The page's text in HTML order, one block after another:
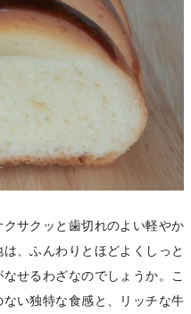
サクッと歯切れのよい軽やか
、ふんわりとほどよくしっと
せるわざなのでしょうか。こ
い独特な食感と、リッチな牛